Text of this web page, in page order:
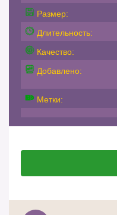
Размер:
Длительность:
Качество:
Добавлено:
Метки: